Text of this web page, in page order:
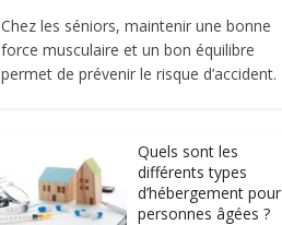
Chez les séniors, maintenir une bonne
force musculaire et un bon équilibre
permet de prévenir le risque d’accident.
Quels sont les
différents types
d’hébergement pour
personnes âgées ?